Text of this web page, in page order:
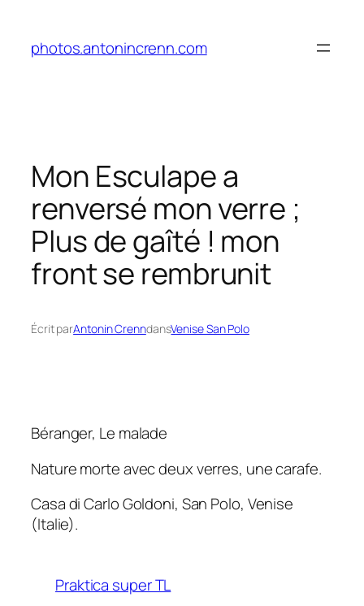
contenu
photos.antonincrenn.com
Mon Esculape a
renversé mon verre ;
Plus de gaîté ! mon
front se rembrunit
Écrit parAntonin CrenndansVenise San Polo
Béranger, Le malade
Nature morte avec deux verres, une carafe.
Casa di Carlo Goldoni, San Polo, Venise
(Italie).
Praktica super TL